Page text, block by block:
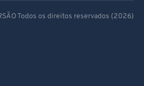
Todos os direitos reservados (2026)